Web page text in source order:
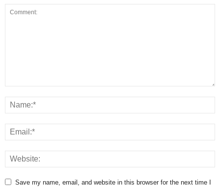
Save my name, email, and website in this browser for the next time I